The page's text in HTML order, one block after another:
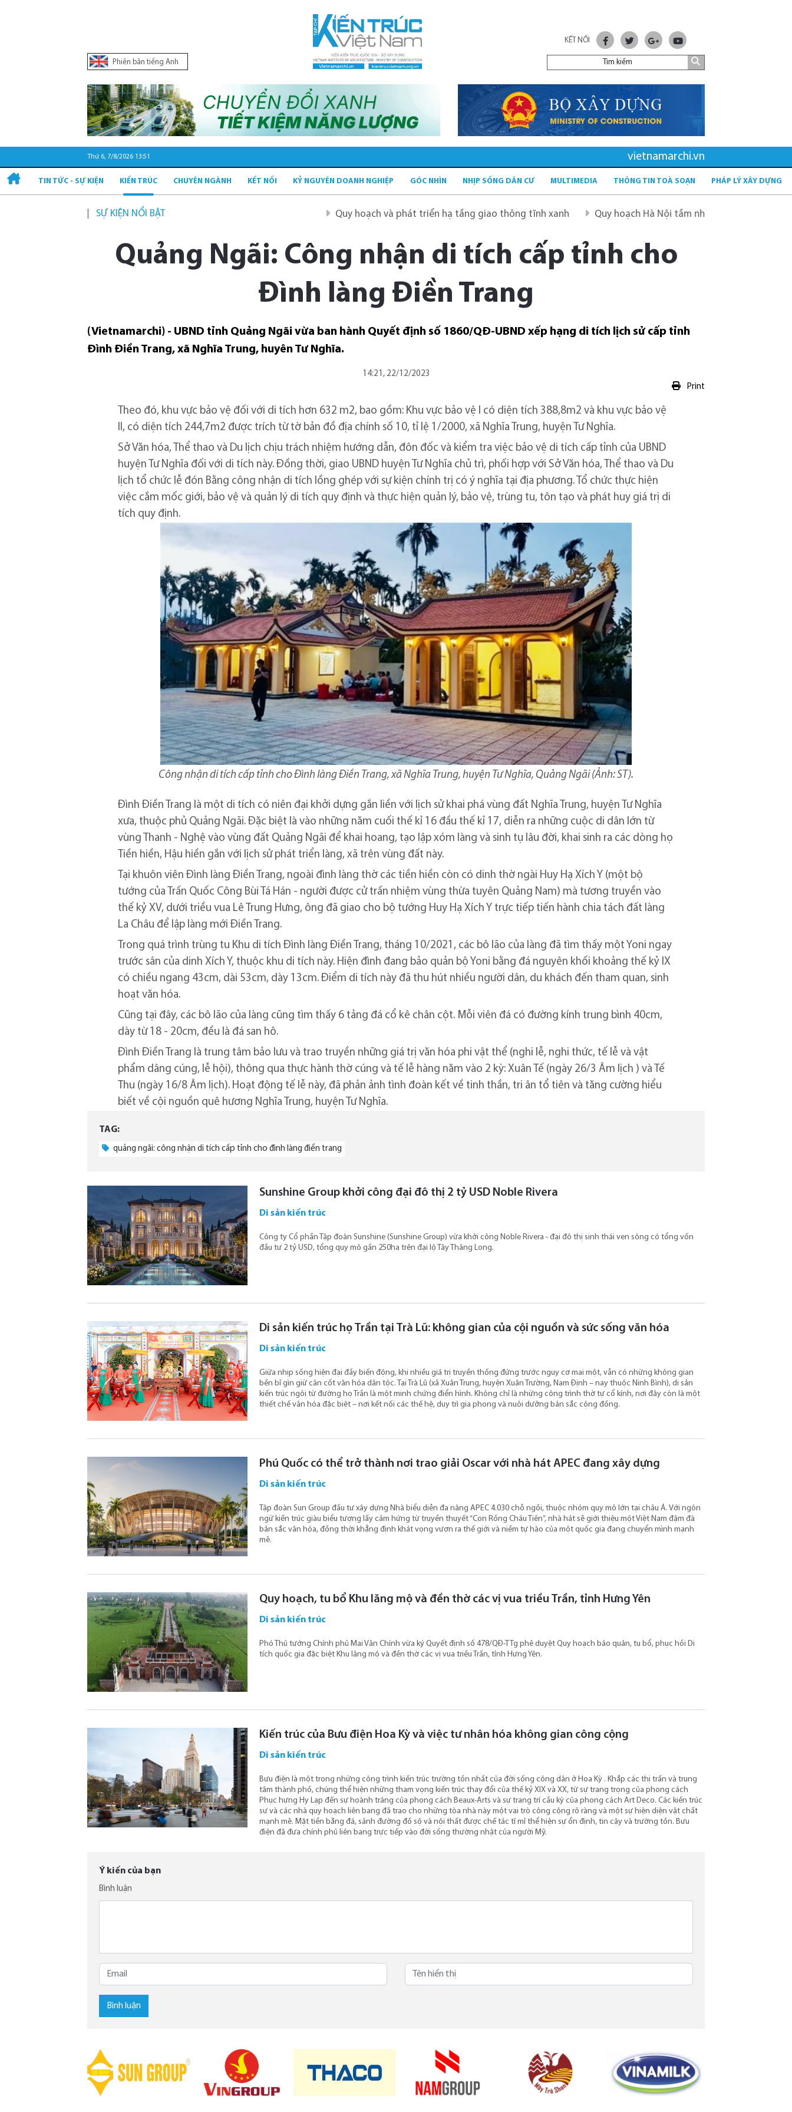
Phiên bản tiếng Anh
KẾT NỐI
Thứ 6, 7/8/2026 13:51 vietnamarchi.vn
TIN TỨC - SỰ KIỆN KIẾN TRÚC CHUYÊN NGÀNH KẾT NỐI KỶ NGUYÊN DOANH NGHIỆP GÓC NHÌN NHỊP SỐNG DÂN CƯ MULTIMEDIA THÔNG TIN TOÀ SOẠN PHÁP LÝ XÂY DỰNG
SỰ KIỆN NỔI BẬT Quy hoạch và phát triển hạ tầng giao thông tĩnh xanh Quy hoạch Hà Nội tầm nhìn 100 năm
Quảng Ngãi: Công nhận di tích cấp tỉnh cho
Đình làng Điền Trang
(Vietnamarchi) - UBND tỉnh Quảng Ngãi vừa ban hành Quyết định số 1860/QĐ-UBND xếp hạng di tích lịch sử cấp tỉnh
Đình Điền Trang, xã Nghĩa Trung, huyên Tư Nghĩa.
14:21, 22/12/2023
Print
Theo đó, khu vực bảo vệ đối với di tích hơn 632 m2, bao gồm: Khu vực bảo vệ I có diện tích 388,8m2 và khu vực bảo vệ
II, có diện tích 244,7m2 được trích từ tờ bản đồ địa chính số 10, tỉ lệ 1/2000, xã Nghĩa Trung, huyện Tư Nghĩa.
Sở Văn hóa, Thể thao và Du lịch chịu trách nhiệm hướng dẫn, đôn đốc và kiểm tra việc bảo vệ di tích cấp tỉnh của UBND
huyện Tư Nghĩa đối với di tích này. Đồng thời, giao UBND huyện Tư Nghĩa chủ trì, phối hợp với Sở Văn hóa, Thể thao và Du
lịch tổ chức lễ đón Bằng công nhận di tích lồng ghép với sự kiện chính trị có ý nghĩa tại địa phương. Tổ chức thực hiện
việc cắm mốc giới, bảo vệ và quản lý di tích quy định và thực hiện quản lý, bảo vệ, trùng tu, tôn tạo và phát huy giá trị di
tích quy định.
Công nhận di tích cấp tỉnh cho Đình làng Điền Trang, xã Nghĩa Trung, huyện Tư Nghĩa, Quảng Ngãi (Ảnh: ST).
Đình Điền Trang là một di tích có niên đại khởi dựng gắn liền với lịch sử khai phá vùng đất Nghĩa Trung, huyện Tư Nghĩa
xưa, thuộc phủ Quảng Ngãi. Đặc biệt là vào những năm cuối thế kỉ 16 đầu thế kỉ 17, diễn ra những cuộc di dân lớn từ
vùng Thanh - Nghệ vào vùng đất Quảng Ngãi để khai hoang, tạo lập xóm làng và sinh tụ lâu đời, khai sinh ra các dòng họ
Tiền hiền, Hậu hiền gắn với lịch sử phát triển làng, xã trên vùng đất này.
Tại khuôn viên Đình làng Điền Trang, ngoài đình làng thờ các tiền hiền còn có dinh thờ ngài Huy Hạ Xích Y (một bộ
tướng của Trấn Quốc Công Bùi Tá Hán - người được cử trấn nhiệm vùng thừa tuyên Quảng Nam) mà tương truyền vào
thế kỷ XV, dưới triều vua Lê Trung Hưng, ông đã giao cho bộ tướng Huy Hạ Xích Y trực tiếp tiến hành chia tách đất làng
La Châu để lập làng mới Điền Trang.
Trong quá trình trùng tu Khu di tích Đình làng Điền Trang, tháng 10/2021, các bô lão của làng đã tìm thấy một Yoni ngay
trước sân của dinh Xích Y, thuộc khu di tích này. Hiện đình đang bảo quản bộ Yoni bằng đá nguyên khối khoảng thế kỷ IX
có chiều ngang 43cm, dài 53cm, dày 13cm. Điểm di tích này đã thu hút nhiều người dân, du khách đến tham quan, sinh
hoạt văn hóa.
Cũng tại đây, các bô lão của làng cũng tìm thấy 6 tảng đá cổ kê chân cột. Mỗi viên đá có đường kính trung bình 40cm,
dày từ 18 - 20cm, đều là đá san hô.
Đình Điền Trang là trung tâm bảo lưu và trao truyền những giá trị văn hóa phi vật thể (nghi lễ, nghi thức, tế lễ và vật
phẩm dâng cúng, lễ hội), thông qua thực hành thờ cúng và tế lễ hàng năm vào 2 kỳ: Xuân Tế (ngày 26/3 Âm lịch ) và Tế
Thu (ngày 16/8 Âm lịch). Hoạt động tế lễ này, đã phản ảnh tình đoàn kết về tinh thần, tri ân tổ tiên và tăng cường hiểu
biết về cội nguồn quê hương Nghĩa Trung, huyện Tư Nghĩa.
TAG:
quảng ngãi: công nhận di tích cấp tỉnh cho đình làng điền trang
Sunshine Group khởi công đại đô thị 2 tỷ USD Noble Rivera
Di sản kiến trúc
Công ty Cổ phần Tập đoàn Sunshine (Sunshine Group) vừa khởi công Noble Rivera - đại đô thị sinh thái ven sông có tổng vốn
đầu tư 2 tỷ USD, tổng quy mô gần 250ha trên đại lộ Tây Thăng Long.
Di sản kiến trúc họ Trần tại Trà Lũ: không gian của cội nguồn và sức sống văn hóa
Di sản kiến trúc
Giữa nhịp sống hiện đại đầy biến động, khi nhiều giá trị truyền thống đứng trước nguy cơ mai một, vẫn có những không gian
bền bỉ gìn giữ căn cốt văn hóa dân tộc. Tại Trà Lũ (xã Xuân Trung, huyện Xuân Trường, Nam Định – nay thuộc Ninh Bình), di sản
kiến trúc ngôi từ đường họ Trần là một minh chứng điển hình. Không chỉ là những công trình thờ tự cổ kính, nơi đây còn là một
thiết chế văn hóa đặc biệt – nơi kết nối các thế hệ, duy trì gia phong và nuôi dưỡng bản sắc cộng đồng.
Phú Quốc có thể trở thành nơi trao giải Oscar với nhà hát APEC đang xây dựng
Di sản kiến trúc
Tập đoàn Sun Group đầu tư xây dựng Nhà biểu diễn đa năng APEC 4.030 chỗ ngồi, thuộc nhóm quy mô lớn tại châu Á. Với ngôn
ngữ kiến trúc giàu biểu tượng lấy cảm hứng từ truyền thuyết “Con Rồng Cháu Tiên”, nhà hát sẽ giới thiệu một Việt Nam đậm đà
bản sắc văn hóa, đồng thời khẳng định khát vọng vươn ra thế giới và niềm tự hào của một quốc gia đang chuyển mình mạnh
mẽ.
Quy hoạch, tu bổ Khu lăng mộ và đền thờ các vị vua triều Trần, tỉnh Hưng Yên
Di sản kiến trúc
Phó Thủ tướng Chính phủ Mai Văn Chính vừa ký Quyết định số 478/QĐ-TTg phê duyệt Quy hoạch bảo quản, tu bổ, phục hồi Di
tích quốc gia đặc biệt Khu lăng mộ và đền thờ các vị vua triều Trần, tỉnh Hưng Yên.
Kiến trúc của Bưu điện Hoa Kỳ và việc tư nhân hóa không gian công cộng
Di sản kiến trúc
Bưu điện là một trong những công trình kiến ​​trúc trường tồn nhất của đời sống công dân ở Hoa Kỳ . Khắp các thị trấn và trung
tâm thành phố, chúng thể hiện những tham vọng kiến ​​trúc thay đổi của thế kỷ XIX và XX, từ sự trang trọng của phong cách
Phục hưng Hy Lạp đến sự hoành tráng của phong cách Beaux-Arts và sự trang trí cầu kỳ của phong cách Art Deco. Các kiến ​​trúc
sư và các nhà quy hoạch liên bang đã trao cho những tòa nhà này một vai trò công cộng rõ ràng và một sự hiện diện vật chất
mạnh mẽ. Mặt tiền bằng đá, sảnh đường đồ sộ và nội thất được chế tác tỉ mỉ thể hiện sự ổn định, tin cậy và trường tồn. Bưu
điện đã đưa chính phủ liên bang trực tiếp vào đời sống thường nhật của người Mỹ.
Ý kiến của bạn
Bình luận
Bình luận